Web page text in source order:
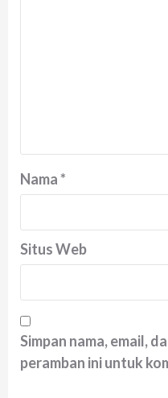
Nama*
Situs Web
Simpan nama, email,
peramban ini untuk